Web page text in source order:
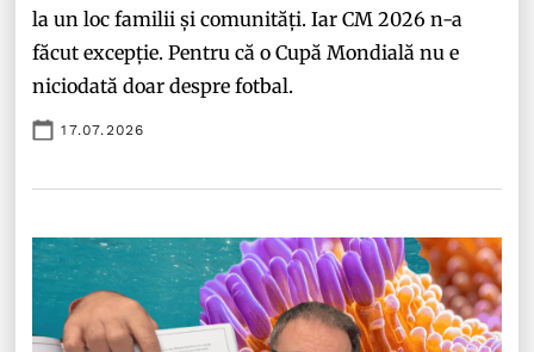
la un loc familii și comunități. Iar CM 2026 n-a
făcut excepție. Pentru că o Cupă Mondială nu e
niciodată doar despre fotbal.
17.07.2026